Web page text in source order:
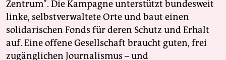
Zentrum". Die Kampagne unterstützt bundesweit
linke, selbstverwaltete Orte und baut einen
solidarischen Fonds für deren Schutz und Erhalt
auf. Eine offene Gesellschaft braucht guten, frei
zugänglichen Journalismus – und